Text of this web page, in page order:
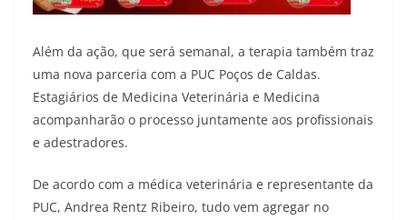
Além da ação, que será semanal, a terapia também traz
uma nova parceria com a PUC Poços de Caldas.
Estagiários de Medicina Veterinária e Medicina
acompanharão o processo juntamente aos profissionais
e adestradores.
De acordo com a médica veterinária e representante da
PUC, Andrea Rentz Ribeiro, tudo vem agregar no